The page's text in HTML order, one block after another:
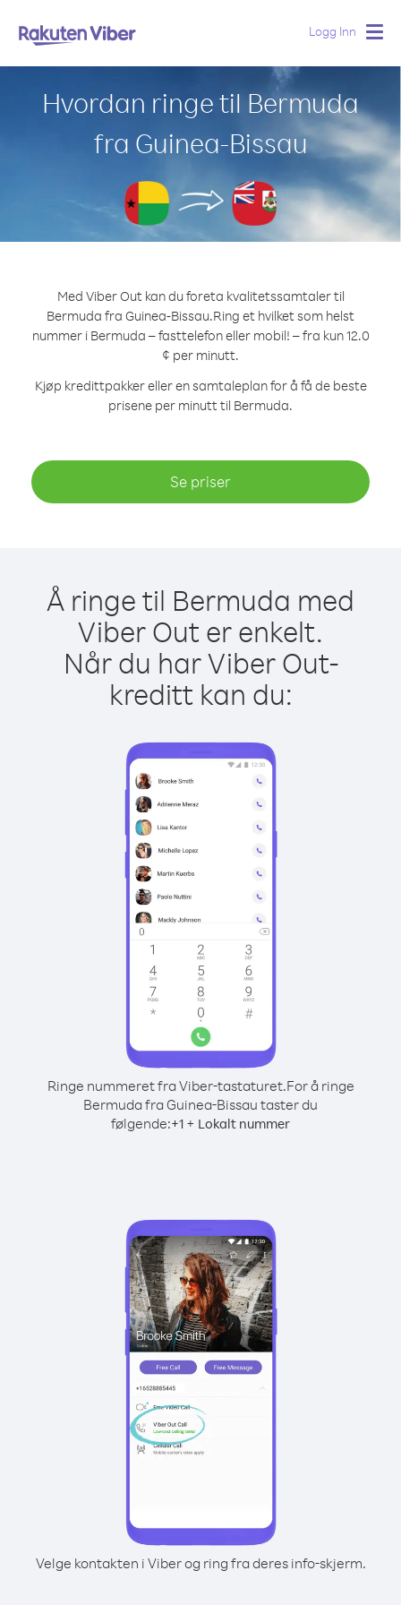
Logg Inn
Hvordan ringe til Bermuda
fra Guinea-Bissau
Med Viber Out kan du foreta kvalitetssamtaler til
Bermuda fra Guinea-Bissau.Ring et hvilket som helst
nummer i Bermuda – fasttelefon eller mobil! – fra kun 12.0
¢ per minutt.
Kjøp kredittpakker eller en samtaleplan for å få de beste
prisene per minutt til Bermuda.
Se priser
Å ringe til Bermuda med
Viber Out er enkelt.
Når du har Viber Out-
kreditt kan du:
Ringe nummeret fra Viber-tastaturet.For å ringe
Bermuda fra Guinea-Bissau taster du
følgende:+1 + Lokalt nummer
Velge kontakten i Viber og ring fra deres info-skjerm.